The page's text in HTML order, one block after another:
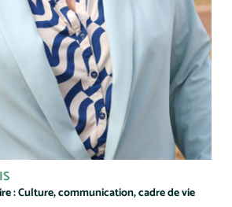
: Culture, communication, cadre de vie